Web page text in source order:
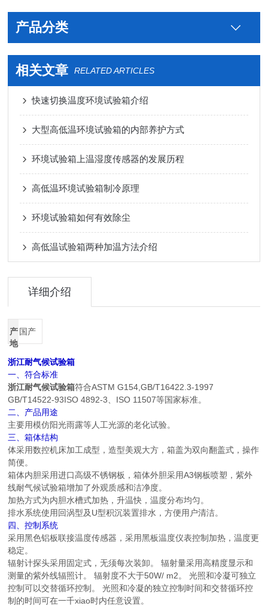
产品分类
相关文章 RELATED ARTICLES
快速切换温度环境试验箱介绍
大型高低温环境试验箱的内部养护方式
环境试验箱上温湿度传感器的发展历程
高低温环境试验箱制冷原理
环境试验箱如何有效除尘
高低温试验箱两种加温方法介绍
详细介绍
产
地
国产
浙江耐气候试验箱
一、符合标准
浙江耐气候试验箱符合ASTM G154,GB/T16422.3-1997
GB/T14522-93ISO 4892-3、ISO 11507等国家标准。
二、产品用途
主要用模仿阳光雨露等人工光源的老化试验。
三、箱体结构
体采用数控机床加工成型，造型美观大方，箱盖为双向翻盖式，操作
简便。
箱体内胆采用进口高级不锈钢板，箱体外胆采用A3钢板喷塑，紫外
线耐气候试验箱增加了外观质感和洁净度。
加热方式为内胆水槽式加热，升温快，温度分布均匀。
排水系统使用回涡型及U型积沉装置排水，方便用户清洁。
四、控制系统
采用黑色铝板联接温度传感器，采用黑板温度仪表控制加热，温度更
稳定。
辐射计探头采用固定式，无须每次装卸。 辐射量采用高精度显示和
测量的紫外线辐照计。 辐射度不大于50W/ m2。 光照和冷凝可独立
控制可以交替循环控制。 光照和冷凝的独立控制时间和交替循环控
制的时间可在一千xiao时内任意设置。